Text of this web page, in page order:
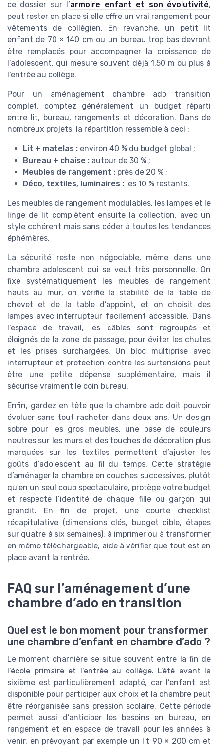
ce dossier sur l’armoire enfant et son évolutivité,
peut rester en place si elle offre un vrai rangement pour
vêtements de collégien. En revanche, un petit lit
enfant de 70 × 140 cm ou un bureau trop bas devront
être remplacés pour accompagner la croissance de
l’adolescent, qui mesure souvent déjà 1,50 m ou plus à
l’entrée au collège.
Pour un aménagement chambre ado transition
complet, comptez généralement un budget réparti
entre lit, bureau, rangements et décoration. Dans de
nombreux projets, la répartition ressemble à ceci :
Lit + matelas : environ 40 % du budget global ;
Bureau + chaise : autour de 30 % ;
Meubles de rangement : près de 20 % ;
Déco, textiles, luminaires : les 10 % restants.
Les meubles de rangement modulables, les lampes et le
linge de lit complètent ensuite la collection, avec un
style cohérent mais sans céder à toutes les tendances
éphémères.
La sécurité reste non négociable, même dans une
chambre adolescent qui se veut très personnelle. On
fixe systématiquement les meubles de rangement
hauts au mur, on vérifie la stabilité de la table de
chevet et de la table d’appoint, et on choisit des
lampes avec interrupteur facilement accessible. Dans
l’espace de travail, les câbles sont regroupés et
éloignés de la zone de passage, pour éviter les chutes
et les prises surchargées. Un bloc multiprise avec
interrupteur et protection contre les surtensions peut
être une petite dépense supplémentaire, mais il
sécurise vraiment le coin bureau.
Enfin, gardez en tête que la chambre ado doit pouvoir
évoluer sans tout racheter dans deux ans. Un design
sobre pour les gros meubles, une base de couleurs
neutres sur les murs et des touches de décoration plus
marquées sur les textiles permettent d’ajuster les
goûts d’adolescent au fil du temps. Cette stratégie
d’aménager la chambre en couches successives, plutôt
qu’en un seul coup spectaculaire, protège votre budget
et respecte l’identité de chaque fille ou garçon qui
grandit. En fin de projet, une courte checklist
récapitulative (dimensions clés, budget cible, étapes
sur quatre à six semaines), à imprimer ou à transformer
en mémo téléchargeable, aide à vérifier que tout est en
place avant la rentrée.
FAQ sur l’aménagement d’une
chambre d’ado en transition
Quel est le bon moment pour transformer
une chambre d’enfant en chambre d’ado ?
Le moment charnière se situe souvent entre la fin de
l’école primaire et l’entrée au collège. L’été avant la
sixième est particulièrement adapté, car l’enfant est
disponible pour participer aux choix et la chambre peut
être réorganisée sans pression scolaire. Cette période
permet aussi d’anticiper les besoins en bureau, en
rangement et en espace de travail pour les années à
venir, en prévoyant par exemple un lit 90 × 200 cm et